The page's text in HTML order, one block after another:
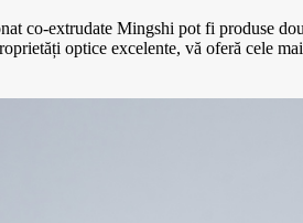
co-extrudate Mingshi pot fi produse
optice excelente, vă oferă cele